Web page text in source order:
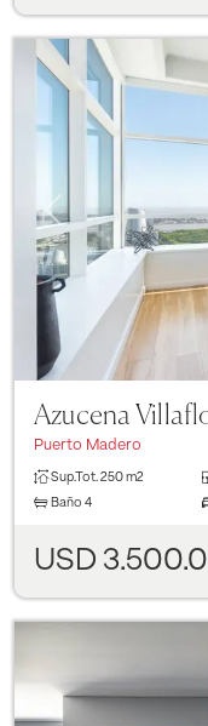
Previous
Puerto Madero
Sup.Tot.250 m2
Baño 4
USD